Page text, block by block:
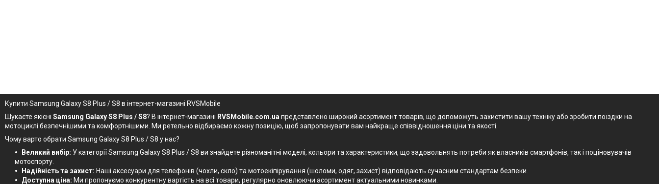
Купити Samsung Galaxy S8 Plus / S8 в інтернет-магазині RVSMobile
Шукаєте якісні Samsung Galaxy S8 Plus / S8? В інтернет-магазині RVSMobile.com.ua представлено широкий асортимент товарів, що допоможуть захистити вашу техніку або зробити поїздки на
мотоциклі безпечнішими та комфортнішими. Ми ретельно відбираємо кожну позицію, щоб запропонувати вам найкраще співвідношення ціни та якості.
Чому варто обрати Samsung Galaxy S8 Plus / S8 у нас?
Великий вибір: У категорії Samsung Galaxy S8 Plus / S8 ви знайдете різноманітні моделі, кольори та характеристики, що задовольнять потреби як власників смартфонів, так і поціновувачів
мотоспорту.
Надійність та захист: Наші аксесуари для телефонів (чохли, скло) та мотоекіпірування (шоломи, одяг, захист) відповідають сучасним стандартам безпеки.
Доступна ціна: Ми пропонуємо конкурентну вартість на всі товари, регулярно оновлюючи асортимент актуальними новинками.